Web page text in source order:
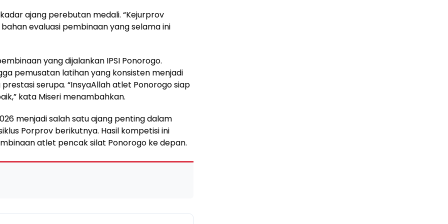
ajang perebutan medali. “Kejurprov
evaluasi pembinaan yang selama ini
yang dijalankan IPSI Ponorogo.
pemusatan latihan yang konsisten menjadi
serupa. “InsyaAllah atlet Ponorogo siap
kata Miseri menambahkan.
menjadi salah satu ajang penting dalam
Porprov berikutnya. Hasil kompetisi ini
atlet pencak silat Ponorogo ke depan.